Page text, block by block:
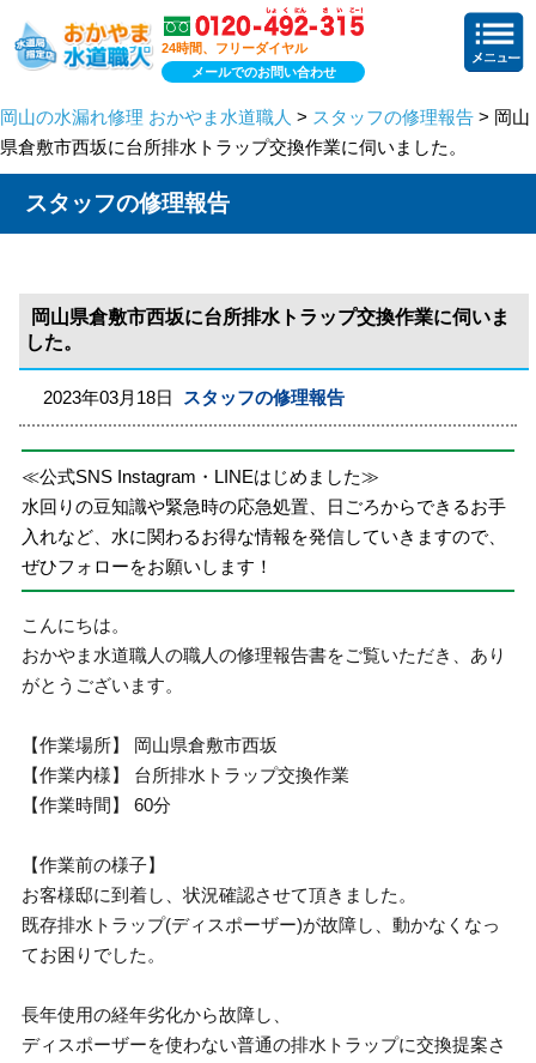
24時間、フリーダイヤル
メールでのお問い合わせ
岡山の水漏れ修理 おかやま水道職人 > スタッフの修理報告 > 岡山
県倉敷市西坂に台所排水トラップ交換作業に伺いました。
スタッフの修理報告
岡山県倉敷市西坂に台所排水トラップ交換作業に伺いま
した。
2023年03月18日 スタッフの修理報告
≪公式SNS Instagram・LINEはじめました≫
水回りの豆知識や緊急時の応急処置、日ごろからできるお手
入れなど、水に関わるお得な情報を発信していきますので、
ぜひフォローをお願いします！
こんにちは。
おかやま水道職人の職人の修理報告書をご覧いただき、あり
がとうございます。
【作業場所】 岡山県倉敷市西坂
【作業内様】 台所排水トラップ交換作業
【作業時間】 60分
【作業前の様子】
お客様邸に到着し、状況確認させて頂きました。
既存排水トラップ(ディスポーザー)が故障し、動かなくなっ
てお困りでした。
長年使用の経年劣化から故障し、
ディスポーザーを使わない普通の排水トラップに交換提案さ